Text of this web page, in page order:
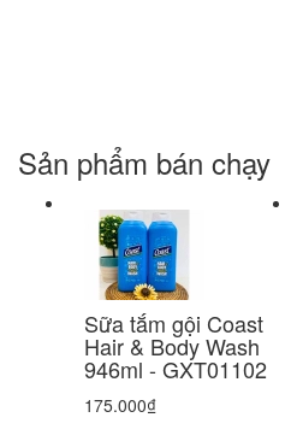
Sản phẩm bán chạy
Sữa tắm gội Coast
Hair & Body Wash
946ml - GXT01102
175.000₫